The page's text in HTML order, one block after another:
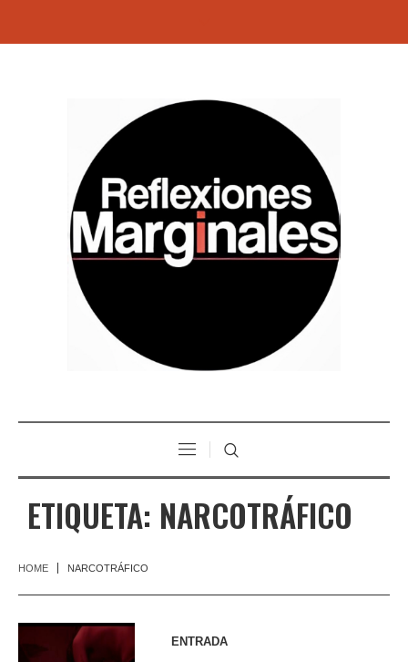
ETIQUETA: NARCOTRÁFICO
HOME NARCOTRÁFICO
ENTRADA